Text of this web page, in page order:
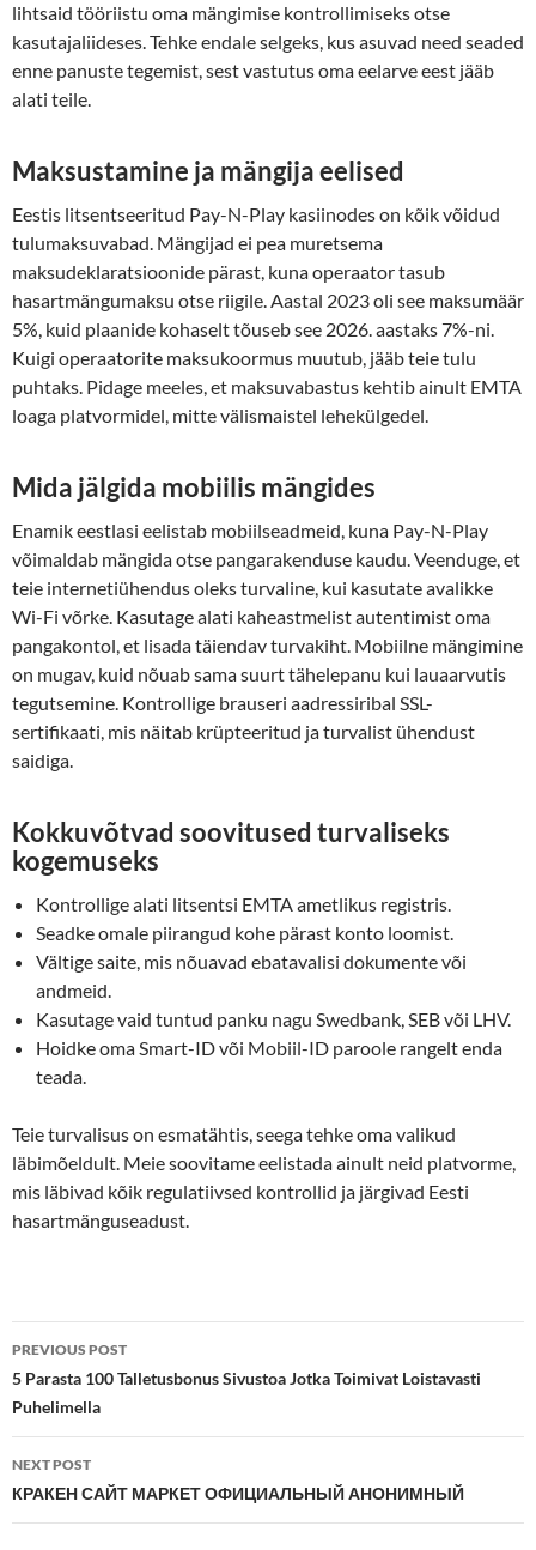
lihtsaid tööriistu oma mängimise kontrollimiseks otse
kasutajaliideses. Tehke endale selgeks, kus asuvad need seaded
enne panuste tegemist, sest vastutus oma eelarve eest jääb
alati teile.
Maksustamine ja mängija eelised
Eestis litsentseeritud Pay-N-Play kasiinodes on kõik võidud
tulumaksuvabad. Mängijad ei pea muretsema
maksudeklaratsioonide pärast, kuna operaator tasub
hasartmängumaksu otse riigile. Aastal 2023 oli see maksumäär
5%, kuid plaanide kohaselt tõuseb see 2026. aastaks 7%-ni.
Kuigi operaatorite maksukoormus muutub, jääb teie tulu
puhtaks. Pidage meeles, et maksuvabastus kehtib ainult EMTA
loaga platvormidel, mitte välismaistel lehekülgedel.
Mida jälgida mobiilis mängides
Enamik eestlasi eelistab mobiilseadmeid, kuna Pay-N-Play
võimaldab mängida otse pangarakenduse kaudu. Veenduge, et
teie internetiühendus oleks turvaline, kui kasutate avalikke
Wi-Fi võrke. Kasutage alati kaheastmelist autentimist oma
pangakontol, et lisada täiendav turvakiht. Mobiilne mängimine
on mugav, kuid nõuab sama suurt tähelepanu kui lauaarvutis
tegutsemine. Kontrollige brauseri aadressiribal SSL-
sertifikaati, mis näitab krüpteeritud ja turvalist ühendust
saidiga.
Kokkuvõtvad soovitused turvaliseks
kogemuseks
Kontrollige alati litsentsi EMTA ametlikus registris.
Seadke omale piirangud kohe pärast konto loomist.
Vältige saite, mis nõuavad ebatavalisi dokumente või
andmeid.
Kasutage vaid tuntud panku nagu Swedbank, SEB või LHV.
Hoidke oma Smart-ID või Mobiil-ID paroole rangelt enda
teada.
Teie turvalisus on esmatähtis, seega tehke oma valikud
läbimõeldult. Meie soovitame eelistada ainult neid platvorme,
mis läbivad kõik regulatiivsed kontrollid ja järgivad Eesti
hasartmänguseadust.
Post
navigation
PREVIOUS POST
5 Parasta 100 Talletusbonus Sivustoa Jotka Toimivat Loistavasti
Puhelimella
NEXT POST
КРАКЕН САЙТ МАРКЕТ ОФИЦИАЛЬНЫЙ АНОНИМНЫЙ